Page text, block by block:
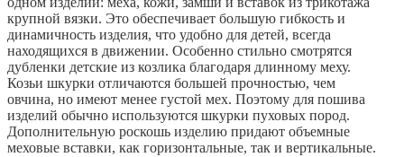
крупной вязки. Это обеспечивает большую гибкость и
динамичность изделия, что удобно для детей, всегда
находящихся в движении. Особенно стильно смотрятся
дубленки детские из козлика благодаря длинному меху.
Козьи шкурки отличаются большей прочностью, чем
овчина, но имеют менее густой мех. Поэтому для пошива
изделий обычно используются шкурки пуховых пород.
Дополнительную роскошь изделию придают объемные
меховые вставки, как горизонтальные, так и вертикальные.